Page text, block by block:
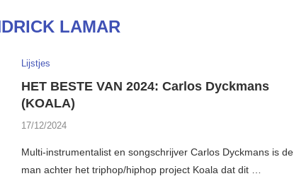
LAMAR
Lijstjes
HET BESTE VAN 2024: Carlos Dyckmans
(KOALA)
17/12/2024
Multi-instrumentalist en songschrijver Carlos Dyckmans is de
man achter het triphop/hiphop project Koala dat dit …